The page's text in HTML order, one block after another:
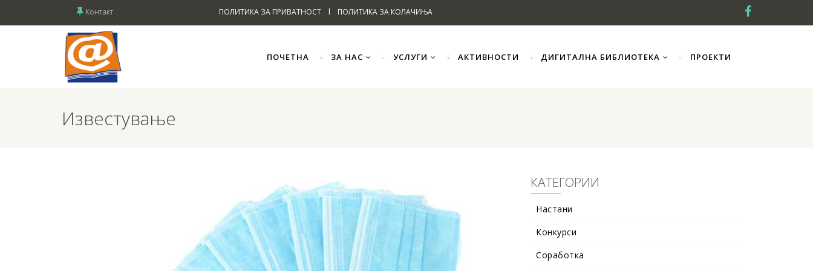
Контакт ПОЛИТИКА ЗА ПРИВАТНОСТ I ПОЛИТИКА ЗА КОЛАЧИЊА
ПОЧЕТНА ЗА НАС УСЛУГИ АКТИВНОСТИ ДИГИТАЛНА БИБЛИОТЕКА ПРОЕКТИ
Известување
КАТЕГОРИИ
Настани
Конкурси
Соработка